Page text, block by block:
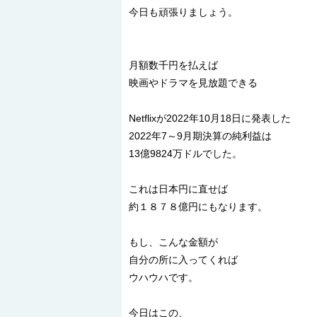
今日も頑張りましょう。
月額数千円を払えば
映画やドラマを見放題できる
Netflixが2022年10月18日に発表した
2022年7～9月期決算の純利益は
13億9824万ドルでした。
これは日本円に直せば
約１８７８億円にもなります。
もし、こんな金額が
自分の所に入ってくれば
ウハウハです。
今日はこの、